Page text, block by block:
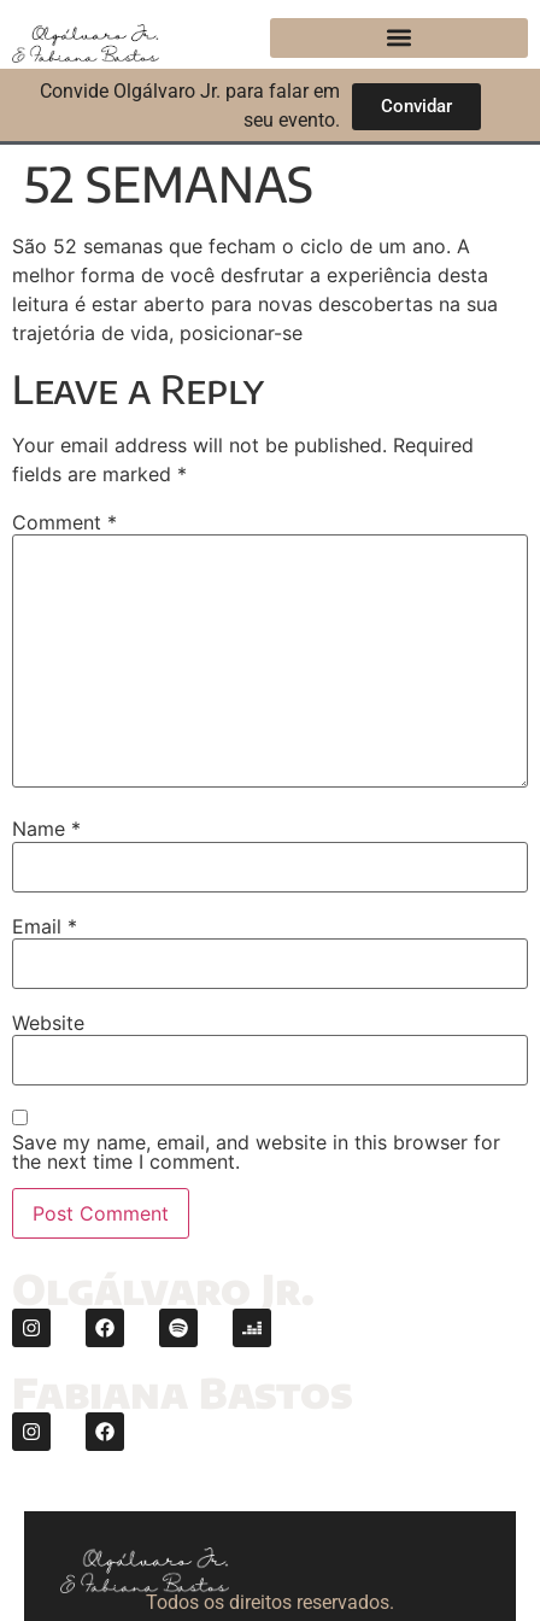
Convide Olgálvaro Jr. para falar em
seu evento.
Convidar
52 SEMANAS
São 52 semanas que fecham o ciclo de um ano. A
melhor forma de você desfrutar a experiência desta
leitura é estar aberto para novas descobertas na sua
trajetória de vida, posicionar-se
Leave a Reply
Your email address will not be published. Required
fields are marked *
Comment *
Name *
Email *
Website
Save my name, email, and website in this browser for
the next time I comment.
Todos os direitos reservados.